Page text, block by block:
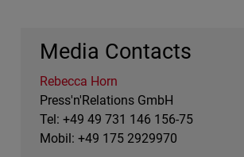
Media Contacts
Rebecca Horn
Press'n'Relations GmbH
Tel: +49 49 731 146 156-75
Mobil: +49 175 2929970